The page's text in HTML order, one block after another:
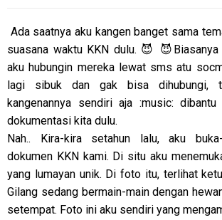
Ada saatnya aku kangen banget sama
suasana waktu KKN dulu. 😈
aku hubungin mereka lewat sms atu
lagi sibuk dan gak bisa dihubungi,
kangenannya sendiri aja :music:
dokumentasi kita dulu.
Nah.. Kira-kira setahun lalu, aku
dokumen KKN kami. Di situ aku
yang lumayan unik. Di foto itu, terlihat
Gilang sedang bermain-main dengan
setempat. Foto ini aku sendiri yang